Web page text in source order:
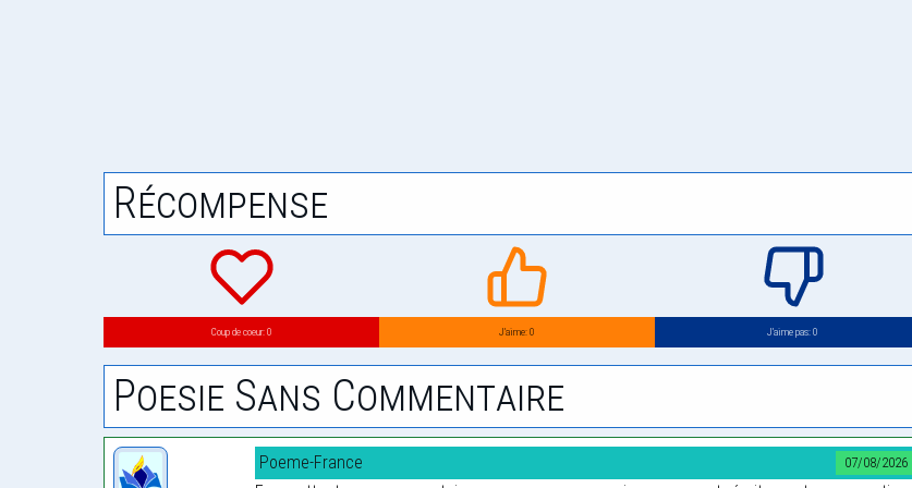
Récompense
Coup de coeur: 0 J’aime: 0 J’aime pas: 0
Poesie Sans Commentaire
07/08/2026
Poeme-France